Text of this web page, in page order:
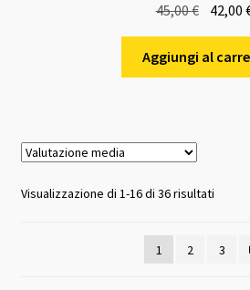
45,00€
prezzo
era:
42,00
Aggiungi al
Visualizzazione di 1-16 di 36 risultati
1 2 3